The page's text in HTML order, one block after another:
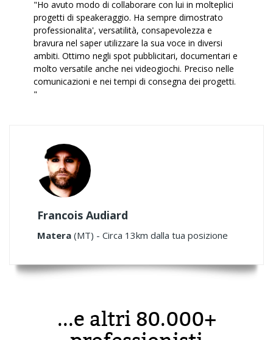
"Ho avuto modo di collaborare con lui in molteplici
progetti di speakeraggio. Ha sempre dimostrato
professionalita', versatilità, consapevolezza e
bravura nel saper utilizzare la sua voce in diversi
ambiti. Ottimo negli spot pubblicitari, documentari e
molto versatile anche nei videogiochi. Preciso nelle
comunicazioni e nei tempi di consegna dei progetti.
"
Francois Audiard
Matera (MT) - Circa 13km dalla tua posizione
...e altri 80.000+